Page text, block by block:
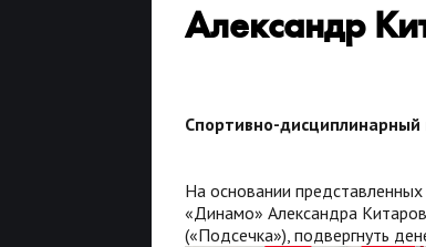
Александр
Спортивно-
На основании
«Динамо» Александра
(«Подсечка»), подвергнуть